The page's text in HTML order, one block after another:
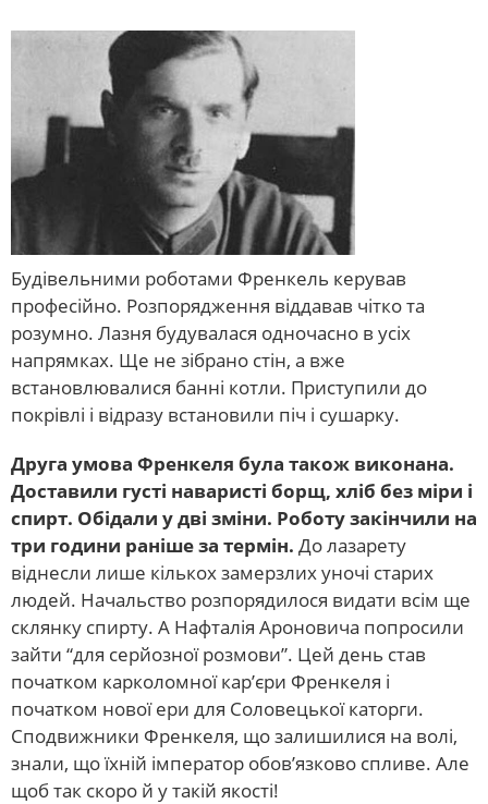
Будівельними роботами Френкель керував
професійно. Розпорядження віддавав чітко та
розумно. Лазня будувалася одночасно в усіх
напрямках. Ще не зібрано стін, а вже
встановлювалися банні котли. Приступили до
покрівлі і відразу встановили піч і сушарку.
Друга умова Френкеля була також виконана.
Доставили густі наваристі борщ, хліб без міри і
спирт. Обідали у дві зміни. Роботу закінчили на
три години раніше за термін. До лазарету
віднесли лише кількох замерзлих уночі старих
людей. Начальство розпорядилося видати всім ще
склянку спирту. А Нафталія Ароновича попросили
зайти “для серйозної розмови”. Цей день став
початком карколомної кар’єри Френкеля і
початком нової ери для Соловецької каторги.
Сподвижники Френкеля, що залишилися на волі,
знали, що їхній імператор обов’язково спливе. Але
щоб так скоро й у такій якості!